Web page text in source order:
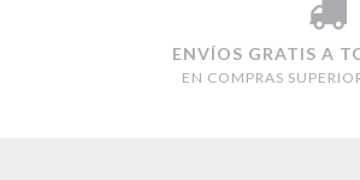
ENVÍOS GRATIS A
EN COMPRAS